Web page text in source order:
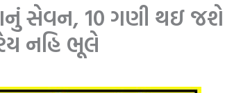
આનું સેવન, 10 ગણી થઇ જશે
નહિ ભૂલે